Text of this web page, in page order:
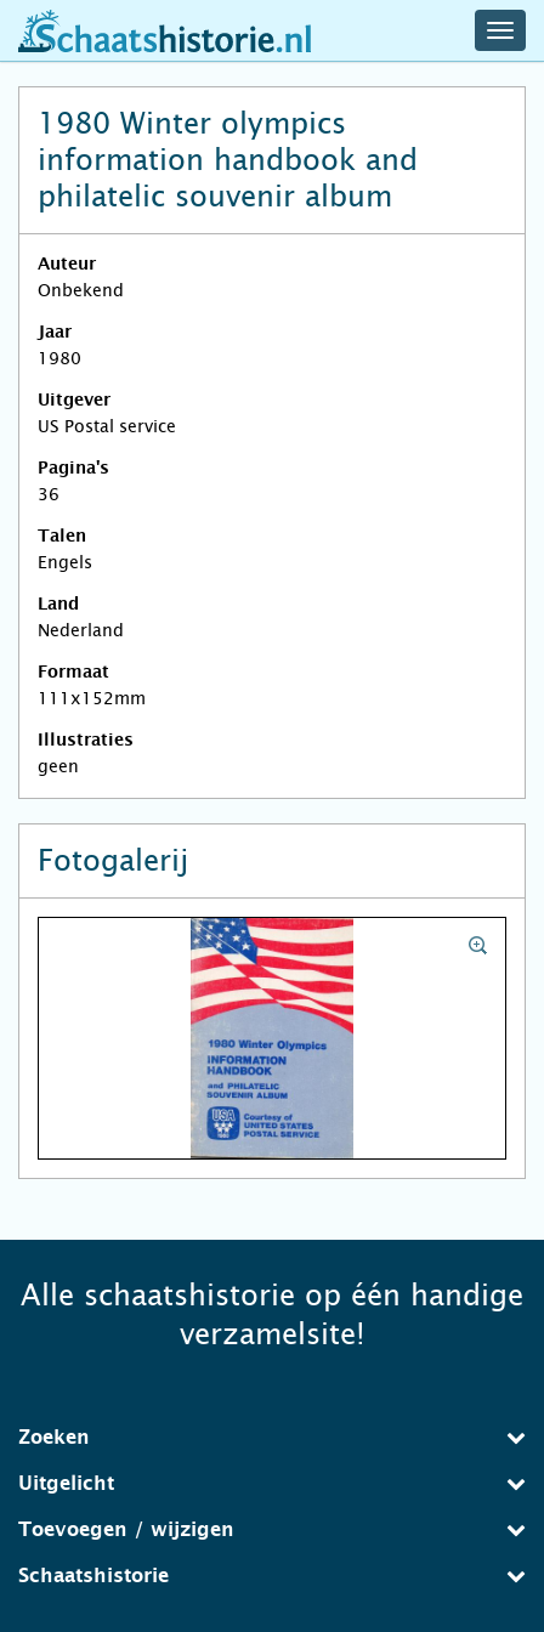
schaatshistorie.nl
1980 Winter olympics
information handbook and
philatelic souvenir album
Auteur
Onbekend
Jaar
1980
Uitgever
US Postal service
Pagina's
36
Talen
Engels
Land
Nederland
Formaat
111x152mm
Illustraties
geen
Fotogalerij
Alle schaatshistorie op één handige
verzamelsite!
Zoeken
Uitgelicht
Toevoegen / wijzigen
Schaatshistorie